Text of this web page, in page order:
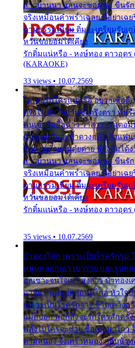
สาวบ้านนา แสนจะซอมซ่อ ขืนรั
จริงเหมือนคำพร่ำเฉลย พี่อย่าเ
ตามธรรมเนียม ติ๋มจะเตรียมรับเ
หวั่นขอยอมได้เคียง
รักติ๋มแน่หรือ - หงษ์ทอง ดาวอุดร
(KARAOKE)
33 views • 10.07.2569
ไม่เคยรักใครแน่หรือ อยากเชื่อ
ตรึงใจ ติ๋มใช่งามซึ้งตรึงตรา พี่ห
คนเขาลืออื้อฉาว ว่าสาวๆรุมตอ
กัน แต่หวั่นจะช้ำดวงฤดี กลัวแฟ
ชื่อต๋อยต้อยตุ้มตุ๋ยต่าย พี่ยังลืมได้ง่
สาวบ้านนา แสนจะซอมซ่อ ขืนรั
จริงเหมือนคำพร่ำเฉลย พี่อย่าเ
ตามธรรมเนียม ติ๋มจะเตรียมรับเ
หวั่นขอยอมได้เคียง
รักติ๋มแน่หรือ - หงษ์ทอง ดาวอุดร
35 views • 10.07.2569
บัวทองโศก เพราะเป็นโรครักรุ
หนุ่มหลอกเอา เขารวย และรูปห
ออเซาะจนใจเบา สงสาร บัวทองเ
อาลัย หนุ่มรูปหล่อหนีไกล หัวใจบั
เพราะเป็นโรครักจาง ชีวิตเคว้งค
แม่ก็บอก พ่อก็สั่งจะรักใครสักครั้
พลั้งไปใครจะช่วย ซื้อเปลมาไกว
ตามสนอง จึงเศร้าหมอง กลีบบัว